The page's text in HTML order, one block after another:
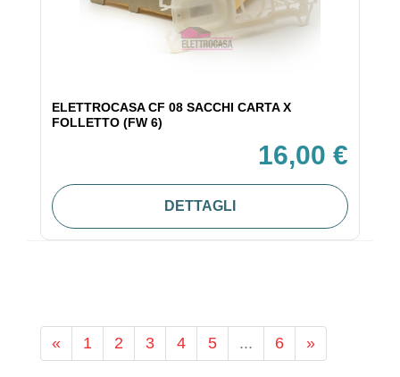
ELETTROCASA CF 08 SACCHI CARTA X
FOLLETTO (FW 6)
16,00 €
DETTAGLI
« 1 2 3 4 5 ... 6 »